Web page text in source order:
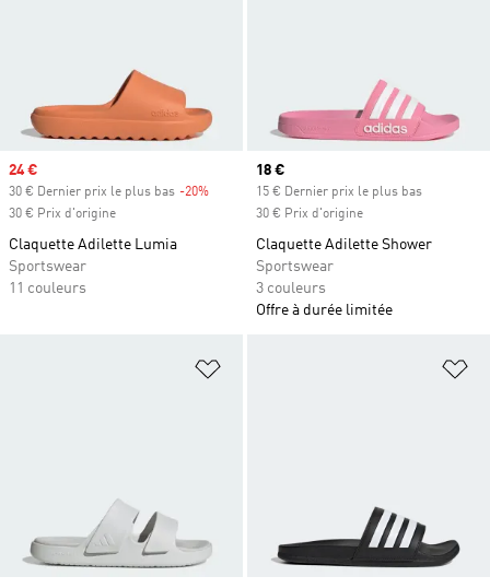
Prix soldé
24 €
30 € Dernier prix le plus bas -20%
30 € Prix d'origine
Claquette Adilette Lumia
Sportswear
11 couleurs
Prix actuel
18 €
15 € Dernier prix le plus bas
30 € Prix d'origine
Claquette Adilette Shower
Sportswear
3 couleurs
Offre à durée limitée
Ajouter à la Liste de produits